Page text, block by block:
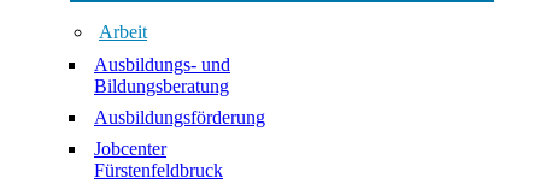
Arbeit
Ausbildungs- und
Bildungsberatung
Ausbildungsförderung
Jobcenter
Fürstenfeldbruck